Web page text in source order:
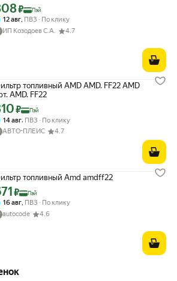
с картой Яндекс Пэй 808 ₽ вместо
₽ Пэй
12 авг ПВЗ
По клику
ИП Козодоев С.А.
4.7
топливный AMD AMD. FF22 AMD
AMD. FF22
с картой Яндекс Пэй 810 ₽ вместо
₽ Пэй
14 авг, ПВЗ
По клику
АВТО-ПЛЕЙС
4.7
топливный Amd amdff22
с картой Яндекс Пэй 671 ₽ вместо
₽ Пэй
16 авг, ПВЗ
По клику
autocode
4.6